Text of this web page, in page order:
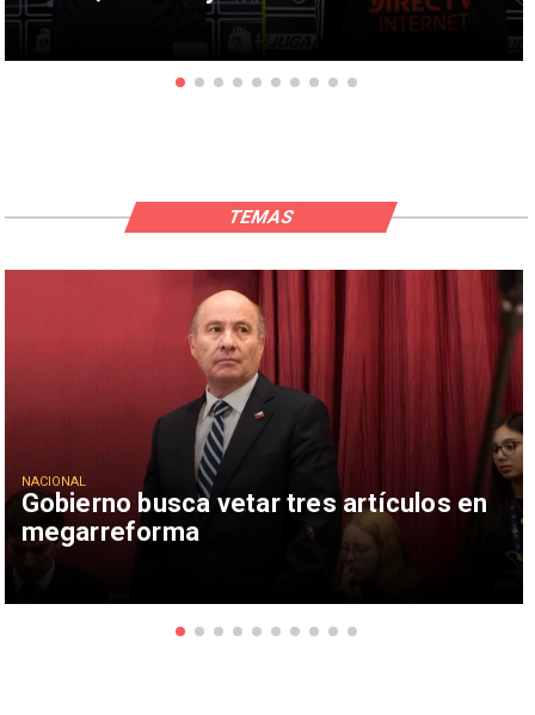
Gobierno busca vetar tres artículos en
megarreforma
NACIONAL
TEMAS